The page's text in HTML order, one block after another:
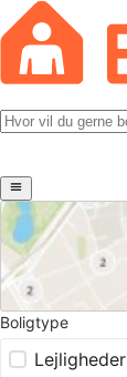
Boligtype
Lejligheder